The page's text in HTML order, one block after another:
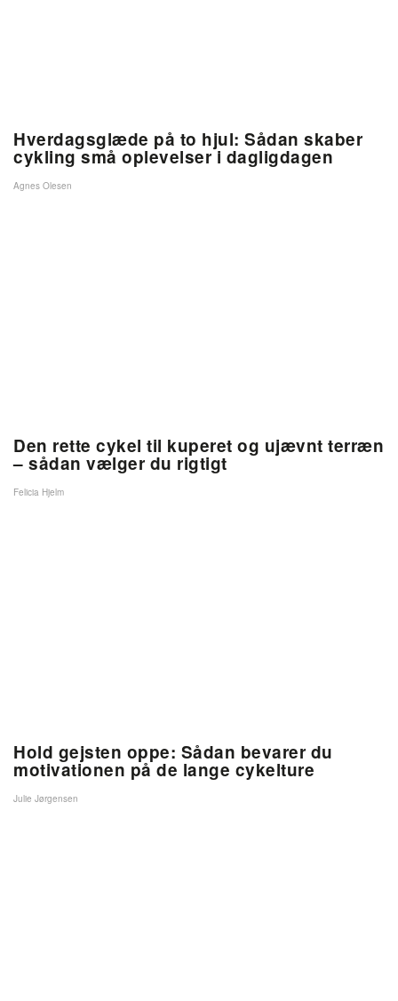
Hverdagsglæde på to hjul: Sådan skaber
cykling små oplevelser i dagligdagen
Agnes Olesen
Den rette cykel til kuperet og ujævnt terræn
– sådan vælger du rigtigt
Felicia Hjelm
Hold gejsten oppe: Sådan bevarer du
motivationen på de lange cykelture
Julie Jørgensen